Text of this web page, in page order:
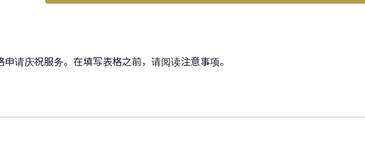
请庆祝服务。在填写表格之前，请阅读注意事项。